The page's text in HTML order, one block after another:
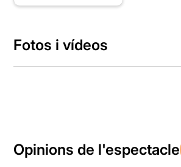
Fotos i vídeos
Opinions de l'espectacle